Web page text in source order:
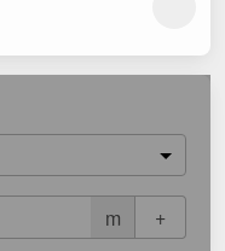
m +